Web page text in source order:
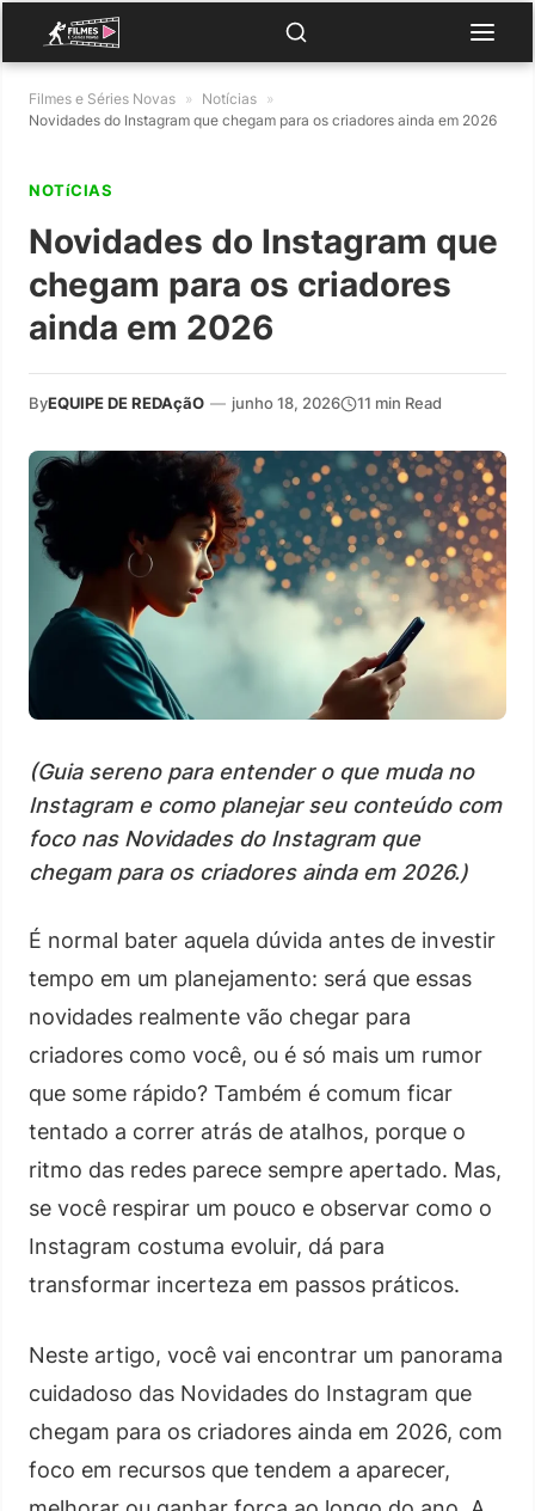
Filmes e Séries Novas » Notícias »
Novidades do Instagram que chegam para os criadores ainda em 2026
NOTíCIAS
Novidades do Instagram que
chegam para os criadores
ainda em 2026
ByEQUIPE DE REDAçãO — junho 18, 2026 11 min Read
(Guia sereno para entender o que muda no
Instagram e como planejar seu conteúdo com
foco nas Novidades do Instagram que
chegam para os criadores ainda em 2026.)
É normal bater aquela dúvida antes de investir
tempo em um planejamento: será que essas
novidades realmente vão chegar para
criadores como você, ou é só mais um rumor
que some rápido? Também é comum ficar
tentado a correr atrás de atalhos, porque o
ritmo das redes parece sempre apertado. Mas,
se você respirar um pouco e observar como o
Instagram costuma evoluir, dá para
transformar incerteza em passos práticos.
Neste artigo, você vai encontrar um panorama
cuidadoso das Novidades do Instagram que
chegam para os criadores ainda em 2026, com
foco em recursos que tendem a aparecer,